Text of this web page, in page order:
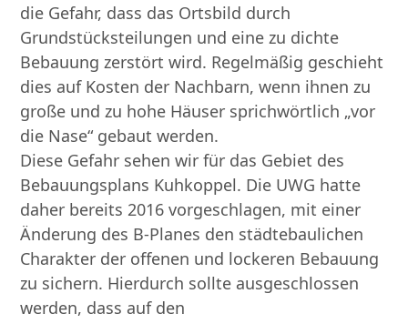
die Gefahr, dass das Ortsbild durch
Grundstücksteilungen und eine zu dichte
Bebauung zerstört wird. Regelmäßig geschieht
dies auf Kosten der Nachbarn, wenn ihnen zu
große und zu hohe Häuser sprichwörtlich „vor
die Nase“ gebaut werden.
Diese Gefahr sehen wir für das Gebiet des
Bebauungsplans Kuhkoppel. Die UWG hatte
daher bereits 2016 vorgeschlagen, mit einer
Änderung des B-Planes den städtebaulichen
Charakter der offenen und lockeren Bebauung
zu sichern. Hierdurch sollte ausgeschlossen
werden, dass auf den